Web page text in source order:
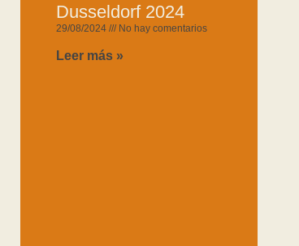
Dusseldorf 2024
29/08/2024 No hay comentarios
Leer más »